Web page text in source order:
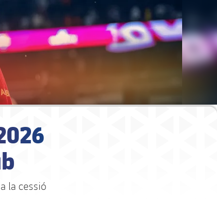
la cessió